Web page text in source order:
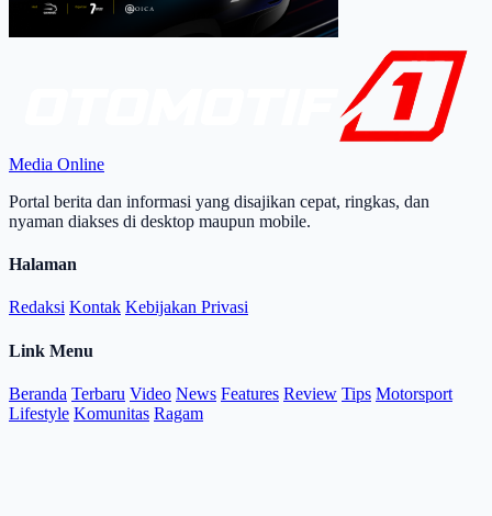
Media Online
Portal berita dan informasi yang disajikan cepat, ringkas, dan
nyaman diakses di desktop maupun mobile.
Halaman
Redaksi Kontak Kebijakan Privasi
Link Menu
Beranda Terbaru Video News Features Review Tips Motorsport
Lifestyle Komunitas Ragam